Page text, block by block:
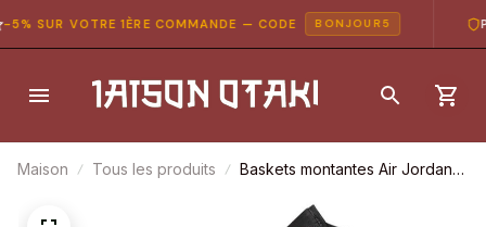
SUR VOTRE 1ÈRE COMMANDE — CODE BONJOUR5
Maison Tous les produits
Baskets montantes Air Jordan
montantes Bleach